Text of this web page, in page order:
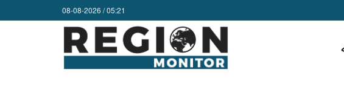
08-08-2026 / 05:21